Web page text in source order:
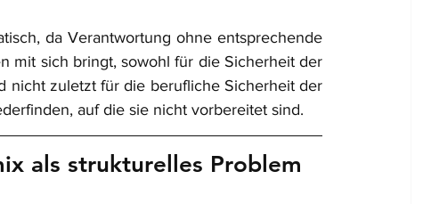
da Verantwortung ohne entsprechende
mit sich bringt, sowohl für die Sicherheit der
nicht zuletzt für die berufliche Sicherheit der
auf die sie nicht vorbereitet sind.
als strukturelles Problem